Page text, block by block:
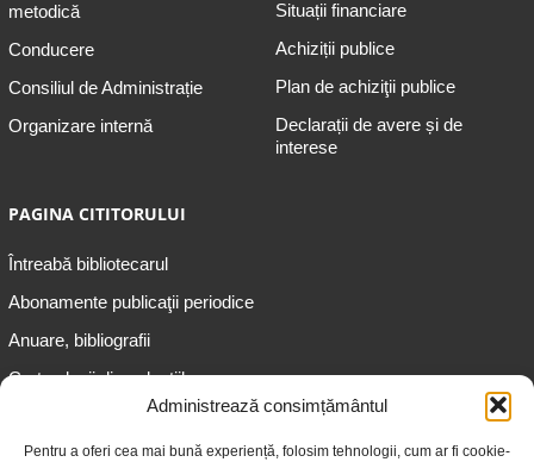
Administrează consimțământul
Pentru a oferi cea mai bună experiență, folosim tehnologii, cum ar fi cookie-
metodică
Conducere
Consiliul de Administrație
Organizare internă
Situații financiare
Achiziții publice
Plan de achiziţii publice
Declarații de avere și de
interese
PAGINA CITITORULUI
Întreabă bibliotecarul
Abonamente publicaţii periodice
Anuare, bibliografii
Cartea lunii din colecțiile